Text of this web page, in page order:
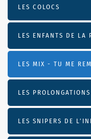
LES COLOCS
LES ENFANTS DE LA
LES MIX - TU ME
LES PROLONGATIONS
LES SNIPERS DE